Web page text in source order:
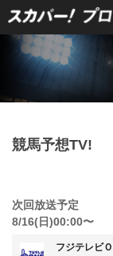
競馬予想TV!
次回放送予定
8/16(日)00:00〜
フジテレビ